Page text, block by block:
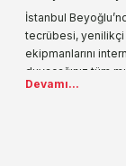
İstanbul
tecrübesi, yenilikçi
ekipmanlarını
duyacağınız tüm
Endüstriyel
sektörün farklı
Öztiryakiler resmi
donanıma sahip
Devamı...